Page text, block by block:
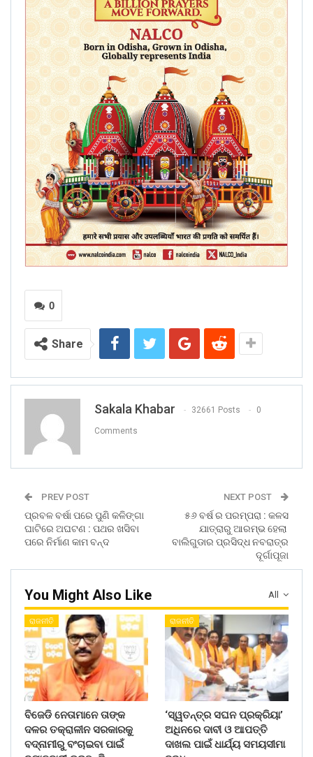
0
Share
Sakala Khabar 32661 Posts 0
Comments
PREV POST
ପ୍ରବଳ ବର୍ଷା ପରେ ପୁଣି କଳିଙ୍ଗା
ଘାଟିରେ ଅଘଟଣ : ପଥର ଖସିବା
ପରେ ନିର୍ମାଣ କାମ ବନ୍ଦ
NEXT POST
୫୬ ବର୍ଷ ର ପରମ୍ପରା : କଳସ
ଯାତ୍ରାରୁ ଆରମ୍ଭ ହେଲା
ବାଲିଗୁଡାର ପ୍ରସିଦ୍ଧ ନବରାତ୍ର
ଦୂର୍ଗାପୂଜା
All
You Might Also Like
ରାଜନୀତି
ବିଜେଡି ନେତାମାନେ ତାଙ୍କ
ଦଳର ତକ୍ରାଳୀନ ସରକାରକୁ
ବଦ୍ନାମୀରୁ ବଂଚାଇବା ପାଇଁ
ରାଜନୀତି
‘ସ୍ୱତନ୍ତ୍ର ସଘନ ପ୍ରକ୍ରିୟା’
ଅଧିନରେ ଦାବୀ ଓ ଆପତ୍ତି
ଦାଖଲ ପାଇଁ ଧାର୍ଯ୍ୟ ସମୟସୀମା